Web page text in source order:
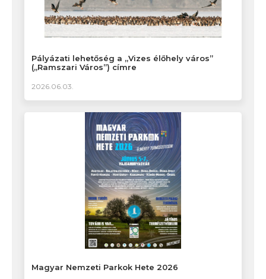
Pályázati lehetőség a „Vizes élőhely város”
(„Ramszari Város”) címre
2026.06.03.
Magyar Nemzeti Parkok Hete 2026